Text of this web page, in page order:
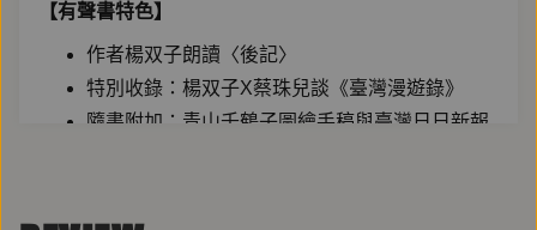
【有聲書特色】
作者楊双子朗讀〈後記〉
特別收錄：楊双子X蔡珠兒談《臺灣漫遊錄》
隨書附加：青山千鶴子圖繪手稿與臺灣日日新報